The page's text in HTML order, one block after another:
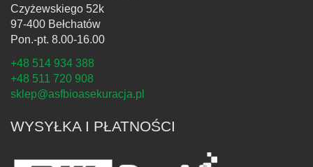
Czyżewskiego 52k
97-400 Bełchatów
Pon.-pt. 8.00-16.00
+48 514 934 388
+48 511 720 908
sklep@asfbioasekuracja.pl
WYSYŁKA I PŁATNOŚCI